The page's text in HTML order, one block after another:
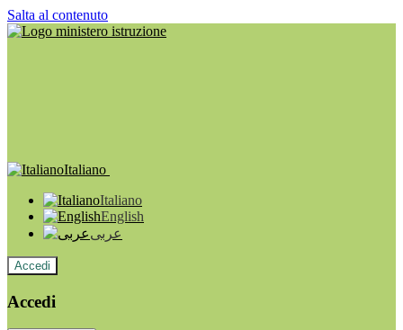
Salta al contenuto
Italiano
Italiano
English
عربى
Accedi
Accedi